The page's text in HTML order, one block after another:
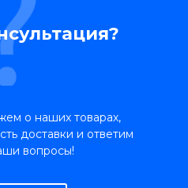
о наших товарах,
доставки и ответим
вопросы!